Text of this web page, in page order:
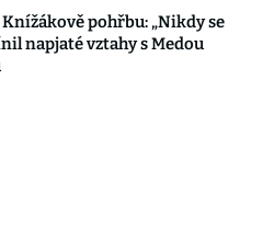
pohřbu: „Nikdy se
napjaté vztahy s Medou